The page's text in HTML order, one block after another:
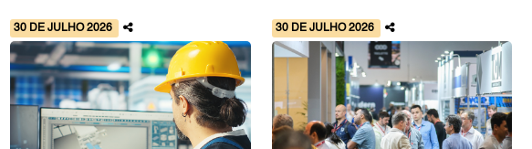
30 DE JULHO 2026 30 DE JULHO 2026